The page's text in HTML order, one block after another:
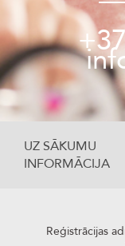
UZ SĀKUMU
INFORMĀCIJA
Reģistrācijas